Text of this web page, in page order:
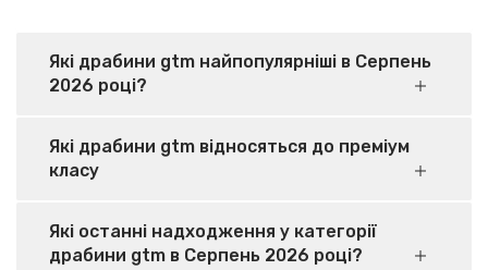
Які драбини gtm найпопулярніші в Серпень
2026 році?
Які драбини gtm відносяться до преміум
класу
Які останні надходження у категорії
драбини gtm в Серпень 2026 році?